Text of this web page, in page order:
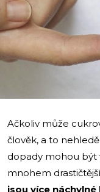
Ačkoliv může
člověk, a to
dopady mohou být
mnohem
jsou více